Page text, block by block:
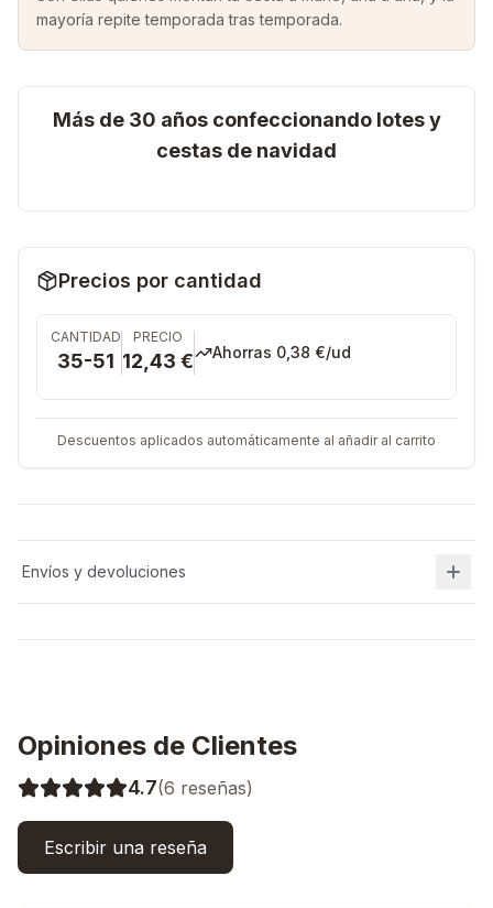
mayoría repite temporada tras temporada.
Más de 30 años confeccionando lotes y
cestas de navidad
Precios por cantidad
CANTIDAD
35-51
PRECIO
12,43 € Ahorras 0,38 €/ud
Descuentos aplicados automáticamente al añadir al carrito
Envíos y devoluciones
Opiniones de Clientes
4.7(6 reseñas)
Escribir una reseña